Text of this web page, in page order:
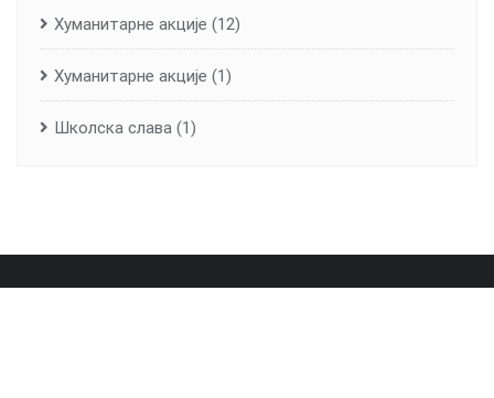
Хуманитарне aкције (12)
Хуманитарне акције (1)
Школска слава (1)